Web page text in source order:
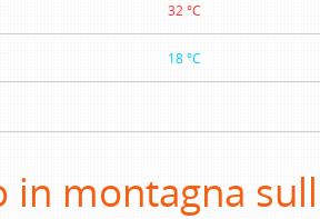
32 °C
18 °C
in montagna